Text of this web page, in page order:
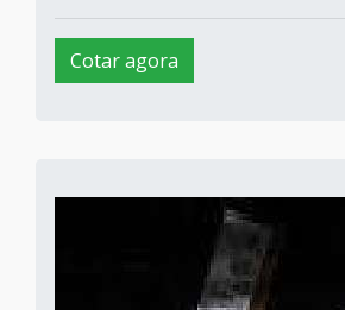
Cotar agora